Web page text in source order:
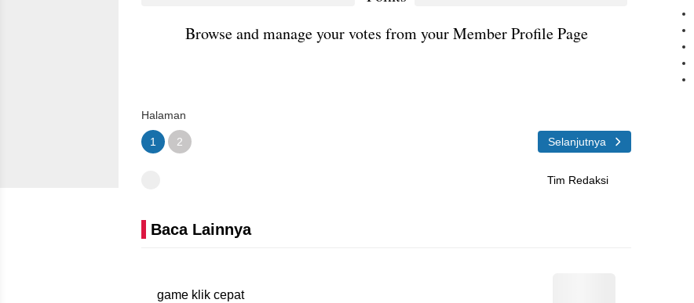
Browse and manage your votes from your Member Profile Page
Halaman
1 2 Selanjutnya
Tim Redaksi
Baca Lainnya
game klik cepat